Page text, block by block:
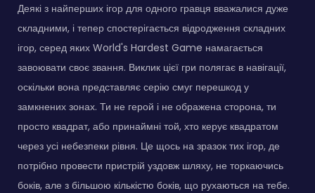
Деякі з найперших ігор для одного гравця вважалися дуже
складними, і тепер спостерігається відродження складних
ігор, серед яких World's Hardest Game намагається
завоювати своє звання. Виклик цієї гри полягає в навігації,
оскільки вона представляє серію смуг перешкод у
замкнених зонах. Ти не герой і не ображена сторона, ти
просто квадрат, або принаймні той, хто керує квадратом
через усі небезпеки рівня. Це щось на зразок тих ігор, де
потрібно провести пристрій уздовж шляху, не торкаючись
боків, але з більшою кількістю боків, що рухаються на тебе.